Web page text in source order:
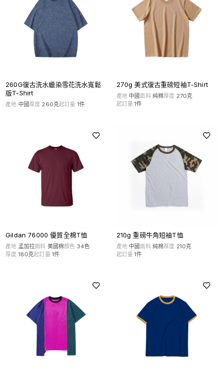
260G復古洗水蠟染雪花洗水寬鬆
版T-Shirt
產地 中國 厚度 260克起訂量 1件
270g 美式復古重磅短袖T-Shirt
產地 中國面料 純棉厚度 270克
起訂量 1件
Gildan 76000 優質全棉T恤
產地 孟加拉面料 美國棉顏色 34色
厚度 180克起訂量 1件
210g 重磅牛角短袖T恤
產地 中國面料 純棉厚度 210克
起訂量 1件